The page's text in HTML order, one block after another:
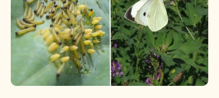
Fleurs, Prairies, Engrais verts
Accesoires de Jardinage
Coffrets & Idées Cadeaux
Plantes & Gastronomie
Bricolage & Inspirations
Visitez notre magasin
Maraichers & Revendeurs